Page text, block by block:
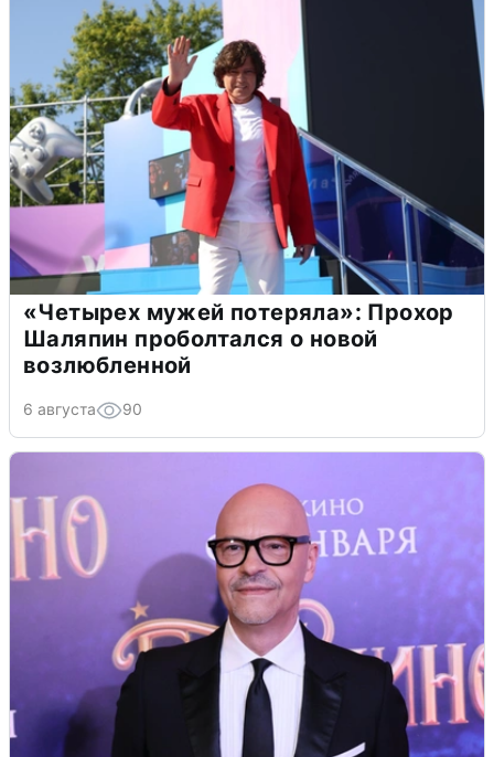
«Четырех мужей потеряла»: Прохор
Шаляпин проболтался о новой
возлюбленной
6 августа 90